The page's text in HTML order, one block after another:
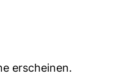
erscheinen.